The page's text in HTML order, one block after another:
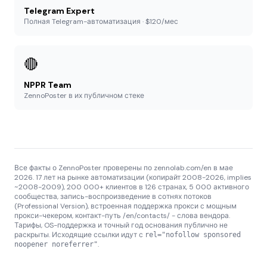
Telegram Expert
Полная Telegram-автоматизация · $120/мес
🔴
NPPR Team
ZennoPoster в их публичном стеке
Все факты о ZennoPoster проверены по zennolab.com/en в мае
2026. 17 лет на рынке автоматизации (копирайт 2008-2026, implies
~2008-2009), 200 000+ клиентов в 126 странах, 5 000 активного
сообщества, запись-воспроизведение в сотнях потоков
(Professional Version), встроенная поддержка прокси с мощным
прокси-чекером, контакт-путь /en/contacts/ - слова вендора.
Тарифы, OS-поддержка и точный год основания публично не
раскрыты. Исходящие ссылки идут с rel="nofollow sponsored
noopener noreferrer".